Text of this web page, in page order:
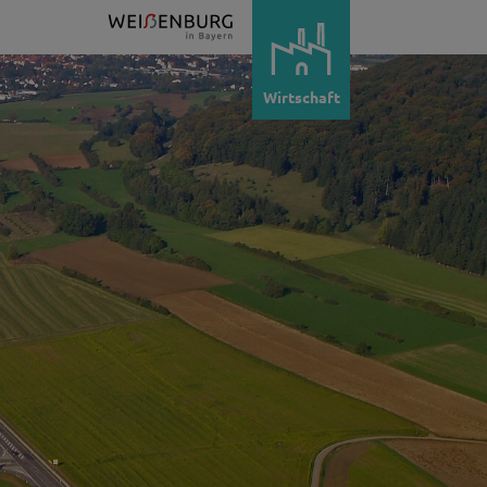
Wirtschaft